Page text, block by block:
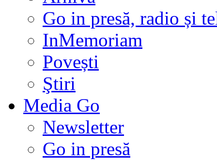
Go in presă, radio și
InMemoriam
Povești
Ştiri
Media Go
Newsletter
Go in presă